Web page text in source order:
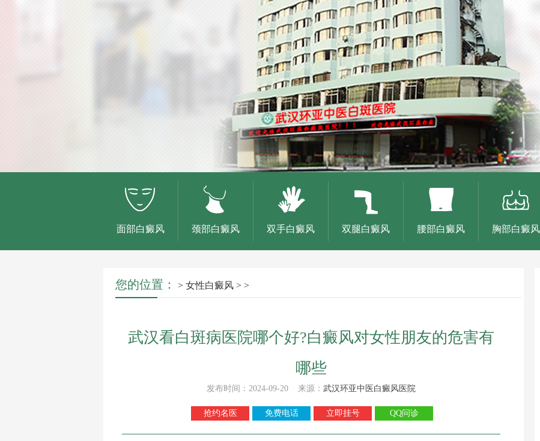
面部白癜风 颈部白癜风 双手白癜风 双腿白癜风 腰部白癜风 胸部白癜风
您的位置： > 女性白癜风 > >
武汉看白斑病医院哪个好?白癜风对女性朋友的危害有
哪些
发布时间：2024-09-20 来源： 武汉环亚中医白癜风医院
抢约名医 免费电话 立即挂号 QQ问诊